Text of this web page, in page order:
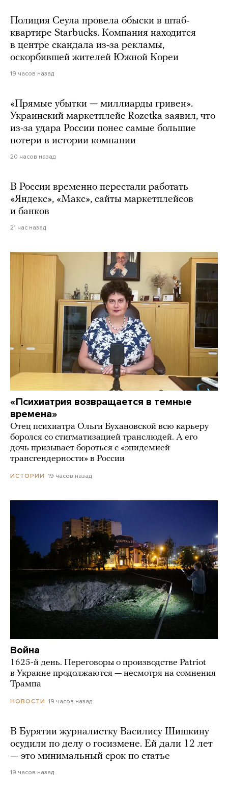
Полиция Сеула провела обыски в штаб-
квартире Starbucks. Компания находится
в центре скандала из-за рекламы,
оскорбившей жителей Южной Кореи
19 часов назад
«Прямые убытки — миллиарды гривен».
Украинский маркетплейс Rozetka заявил, что
из-за удара России понес самые большие
потери в истории компании
20 часов назад
В России временно перестали работать
«Яндекс», «Макс», сайты маркетплейсов
и банков
21 час назад
«Психиатрия возвращается в темные
времена»
Отец психиатра Ольги Бухановской всю карьеру
боролся со стигматизацией транслюдей. А его
дочь призывает бороться с «эпидемией
трансгендерности» в России
ИСТОРИИ 19 часов назад
Война
1625-й день. Переговоры о производстве Patriot
в Украине продолжаются — несмотря на сомнения
Трампа
НОВОСТИ 19 часов назад
В Бурятии журналистку Василису Шишкину
осудили по делу о госизмене. Ей дали 12 лет
— это минимальный срок по статье
19 часов назад